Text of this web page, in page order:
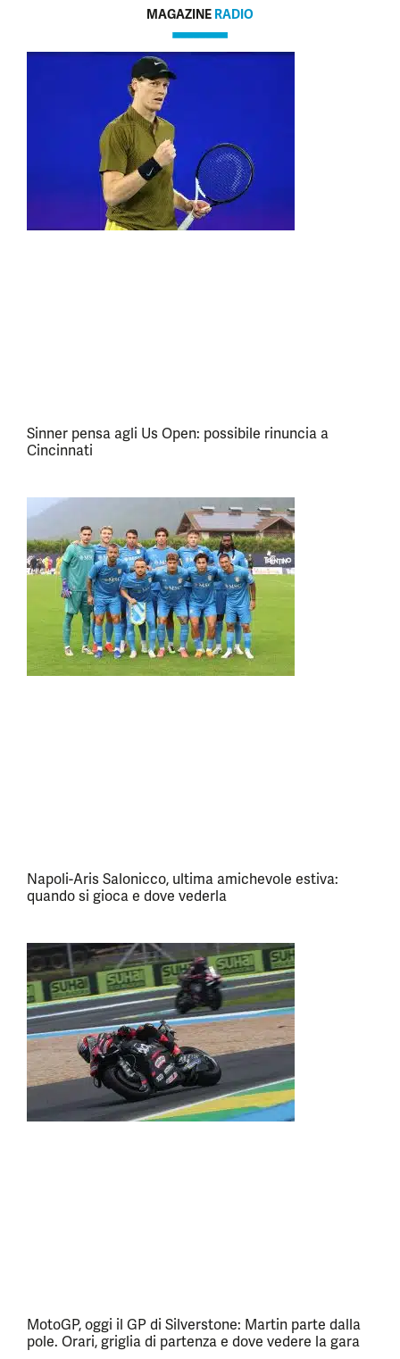
MAGAZINE RADIO
Sinner pensa agli Us Open: possibile rinuncia a
Cincinnati
Napoli-Aris Salonicco, ultima amichevole estiva:
quando si gioca e dove vederla
MotoGP, oggi il GP di Silverstone: Martin parte dalla
pole. Orari, griglia di partenza e dove vedere la gara